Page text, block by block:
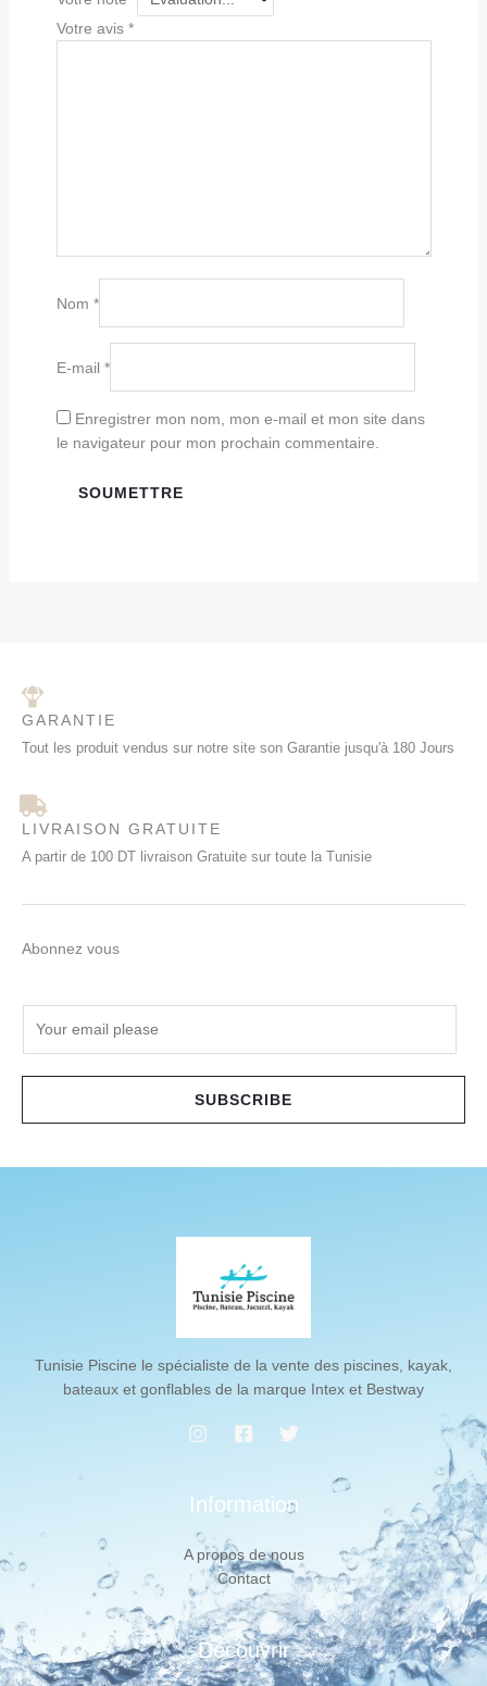
Votre avis *
Nom *
E-mail *
Enregistrer mon nom, mon e-mail et mon site dans
le navigateur pour mon prochain commentaire.
GARANTIE
Tout les produit vendus sur notre site son Garantie jusqu'à 180 Jours
LIVRAISON GRATUITE
A partir de 100 DT livraison Gratuite sur toute la Tunisie
Abonnez vous
SUBSCRIBE
Tunisie Piscine le spécialiste de la vente des piscines, kayak,
bateaux et gonflables de la marque Intex et Bestway
Information
A propos de nous
Contact
Découvrir